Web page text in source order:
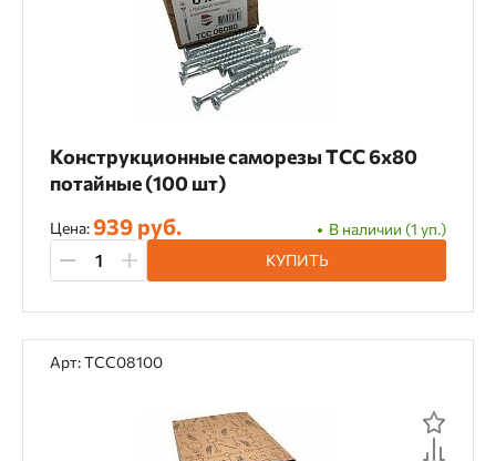
Конструкционные саморезы TCC 6х80
потайные (100 шт)
Цена:939 руб.
В наличии (1 уп.)
КУПИТЬ
Арт: TCC08100